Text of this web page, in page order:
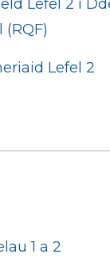
Lefel 2 i
Lefel 2
1 a 2